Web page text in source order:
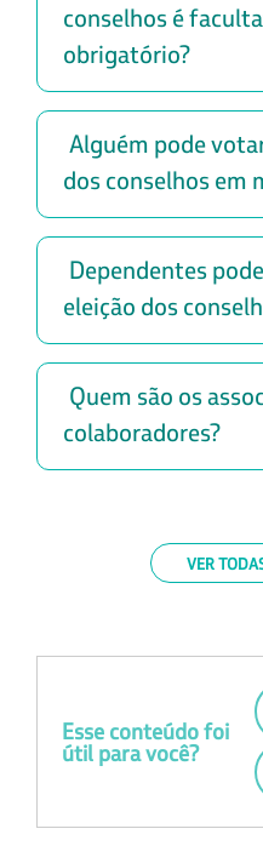
conselhos é
obrigatório?
Alguém pode
dos conselhos em
Dependentes
eleição dos
Quem são os
colaboradores?
VER
Esse conteúdo foi
útil para você?